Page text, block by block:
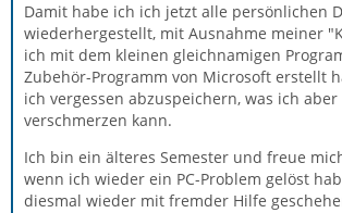
Damit habe ich ich jetzt alle persönlichen
wiederhergestellt, mit Ausnahme meiner
ich mit dem kleinen gleichnamigen
Zubehör-Programm von Microsoft erstellt
ich vergessen abzuspeichern, was ich
verschmerzen kann.
Ich bin ein älteres Semester und freue
wenn ich wieder ein PC-Problem gelöst
diesmal wieder mit fremder Hilfe